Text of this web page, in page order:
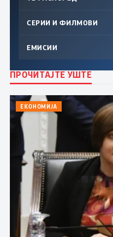
СЕРИИ И ФИЛМОВИ
ЕМИСИИ
ПРОЧИТАЈТЕ УШТЕ
ЕКОНОМИЈА